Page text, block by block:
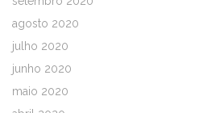
agosto 2020
julho 2020
junho 2020
maio 2020